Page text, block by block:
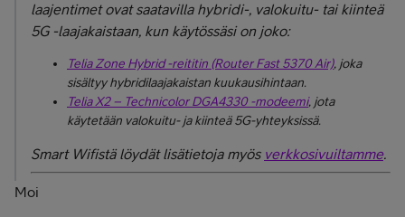
laajentimet ovat saatavilla hybridi-, valokuitu- tai kiinteä
5G -laajakaistaan, kun käytössäsi on joko:
Telia Zone Hybrid -reititin (Router Fast 5370 Air), joka
sisältyy hybridilaajakaistan kuukausihintaan.
Telia X2 – Technicolor DGA4330 -modeemi, jota
käytetään valokuitu- ja kiinteä 5G-yhteyksissä.
Smart Wifistä löydät lisätietoja myös verkkosivuiltamme.
Moi